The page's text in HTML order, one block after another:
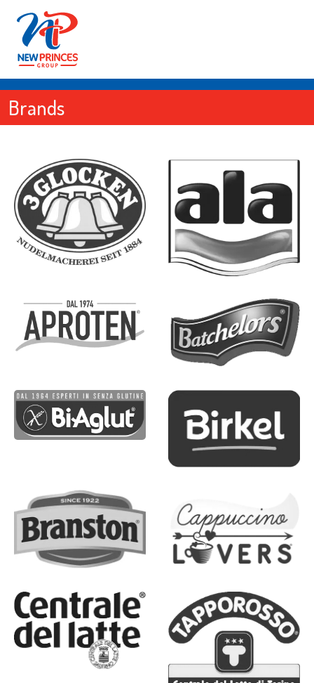
Brands